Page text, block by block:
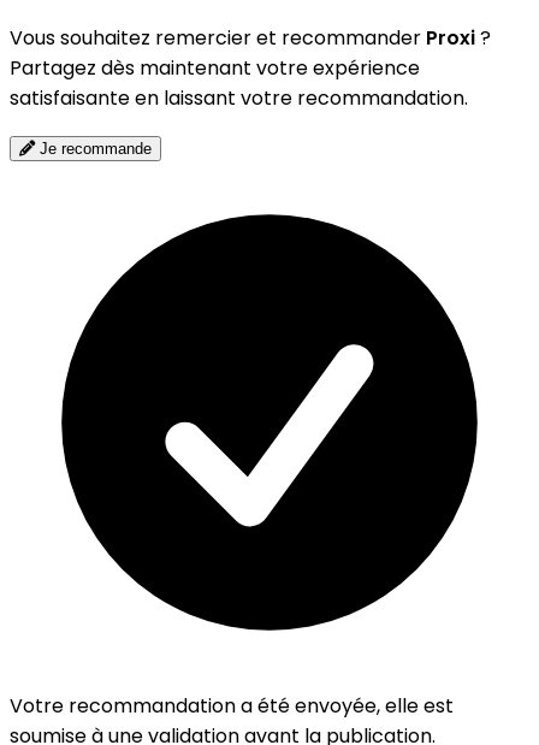
Vous souhaitez remercier et recommander Proxi?
Partagez dès maintenant votre expérience
satisfaisante en laissant votre recommandation.
Je recommande
Votre recommandation a été envoyée, elle est
soumise à une validation avant la publication.